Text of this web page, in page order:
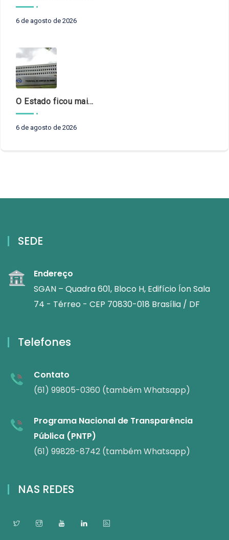
6 de agosto de 2026
O Estado ficou mais complexo. O controle precisa acompanhar
6 de agosto de 2026
SEDE
Endereço
SGAN – Quadra 601, Bloco H, Edifício Íon Sala
74 - Térreo - CEP 70830-018 Brasília / DF
Telefones
Contato
(61) 99805-0360 (também Whatsapp)
Programa Nacional de Transparência
Pública (PNTP)
(61) 99828-8742 (também Whatsapp)
NAS REDES